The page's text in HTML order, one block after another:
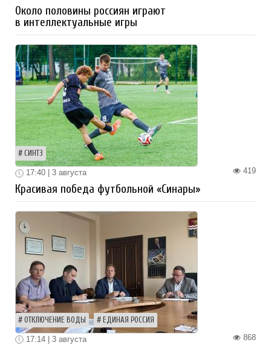
Около половины россиян играют
в интеллектуальные игры
СИНТЗ
419
17:40 | 3 августа
Красивая победа футбольной «Синары»
ОТКЛЮЧЕНИЕ ВОДЫ ЕДИНАЯ РОССИЯ
868
17:14 | 3 августа